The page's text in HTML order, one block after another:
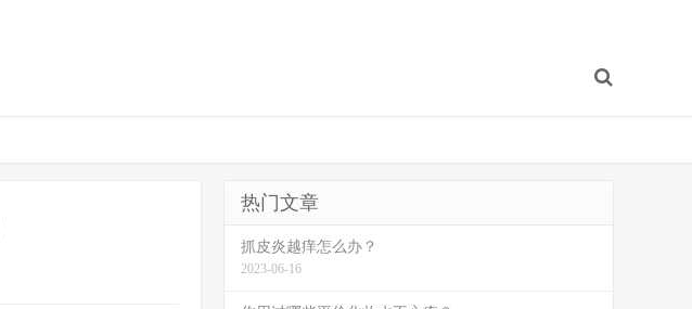
热门文章
抓皮炎越痒怎么办？
2023-06-16